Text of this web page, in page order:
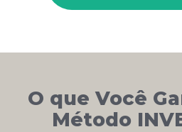
O que Você
Método